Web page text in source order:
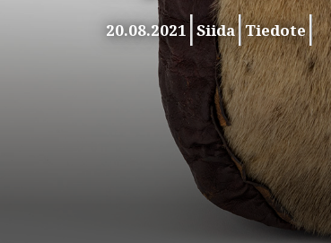
20.08.2021 Siida Tiedote